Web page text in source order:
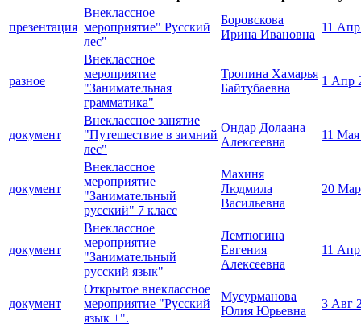
презентация
Внеклассное
мероприятие" Русский
лес"
Боровскова
Ирина Ивановна
11
разное
Внеклассное
мероприятие
"Занимательная
грамматика"
Тропина Хамарья
Байтубаевна
1 Апр
документ
Внеклассное занятие
"Путешествие в зимний
лес"
Ондар Долаана
Алексеевна
11
документ
Внеклассное
мероприятие
"Занимательный
русский" 7 класс
Махиня
Людмила
Васильевна
20
документ
Внеклассное
мероприятие
"Занимательный
русский язык"
Лемтюгина
Евгения
Алексеевна
11
документ
Открытое внеклассное
мероприятие "Русский
язык +".
Мусурманова
Юлия Юрьевна
3 Авг